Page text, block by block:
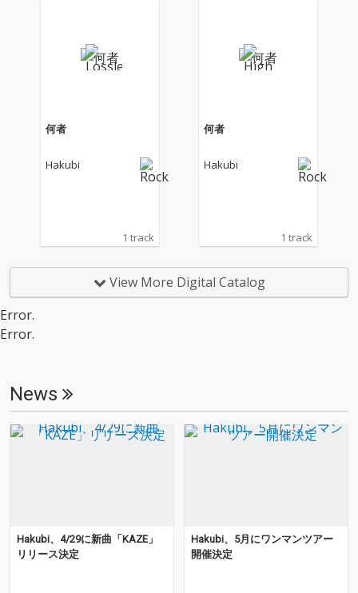
何者
Hakubi
1 track
何者
Hakubi
1 track
View More Digital Catalog
Error.
Error.
News
Hakubi、4/29に新曲「KAZE」
リリース決定
Hakubi、5月にワンマンツアー
開催決定